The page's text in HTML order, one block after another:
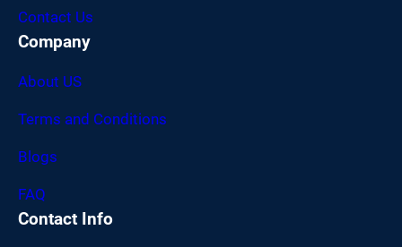
Contact Us
Company
About US
Terms and Conditions
Blogs
FAQ
Contact Info